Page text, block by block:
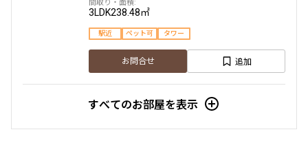
3LDK238.48㎡
駅近 ペット可 タワー
お問合せ 追加
すべてのお部屋を表示